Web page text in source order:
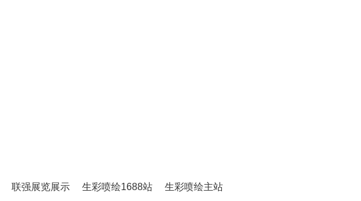
联强展览展示 生彩喷绘1688站 生彩喷绘主站